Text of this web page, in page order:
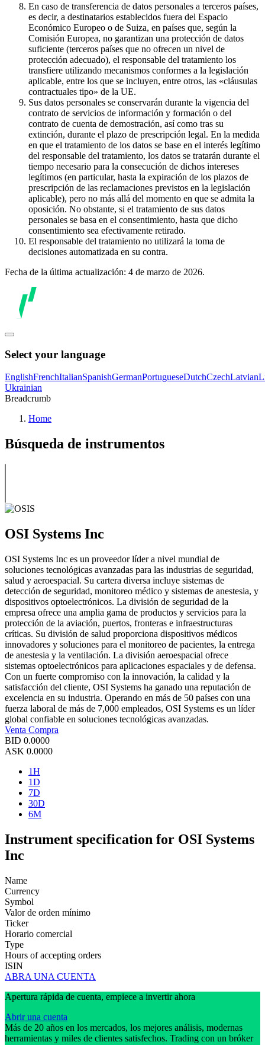
En caso de transferencia de datos personales a terceros países,
es decir, a destinatarios establecidos fuera del Espacio
Económico Europeo o de Suiza, en países que, según la
Comisión Europea, no garantizan una protección de datos
suficiente (terceros países que no ofrecen un nivel de
protección adecuado), el responsable del tratamiento los
transfiere utilizando mecanismos conformes a la legislación
aplicable, entre los que se incluyen, entre otros, las «cláusulas
contractuales tipo» de la UE.
Sus datos personales se conservarán durante la vigencia del
contrato de servicios de información y formación o del
contrato de cuenta de demostración, así como tras su
extinción, durante el plazo de prescripción legal. En la medida
en que el tratamiento de los datos se base en el interés legítimo
del responsable del tratamiento, los datos se tratarán durante el
tiempo necesario para la consecución de dichos intereses
legítimos (en particular, hasta la expiración de los plazos de
prescripción de las reclamaciones previstos en la legislación
aplicable), pero no más allá del momento en que se admita la
oposición. No obstante, si el tratamiento de sus datos
personales se basa en el consentimiento, hasta que dicho
consentimiento sea efectivamente retirado.
El responsable del tratamiento no utilizará la toma de
decisiones automatizada en su contra.
Fecha de la última actualización: 4 de marzo de 2026.
Select your language
EnglishFrenchItalianSpanishGermanPortugueseDutchCzechLatvian
Ukrainian
Breadcrumb
Home
Búsqueda de instrumentos
OSI Systems Inc
OSI Systems Inc es un proveedor líder a nivel mundial de
soluciones tecnológicas avanzadas para las industrias de seguridad,
salud y aeroespacial. Su cartera diversa incluye sistemas de
detección de seguridad, monitoreo médico y sistemas de anestesia, y
dispositivos optoelectrónicos. La división de seguridad de la
empresa ofrece una amplia gama de productos y servicios para la
protección de la aviación, puertos, fronteras e infraestructuras
críticas. Su división de salud proporciona dispositivos médicos
innovadores y soluciones para el monitoreo de pacientes, la entrega
de anestesia y la ventilación. La división aeroespacial ofrece
sistemas optoelectrónicos para aplicaciones espaciales y de defensa.
Con un fuerte compromiso con la innovación, la calidad y la
satisfacción del cliente, OSI Systems ha ganado una reputación de
excelencia en su industria. Operando en más de 50 países con una
fuerza laboral de más de 7,000 empleados, OSI Systems es un líder
global confiable en soluciones tecnológicas avanzadas.
Venta Compra
BID 0.0000
ASK 0.0000
1H
1D
7D
30D
6M
Instrument specification for OSI Systems
Inc
Name
Currency
Symbol
Valor de orden mínimo
Ticker
Horario comercial
Type
Hours of accepting orders
ISIN
ABRA UNA CUENTA
Apertura rápida de cuenta, empiece a invertir ahora
Abrir una cuenta
Más de 20 años en los mercados, los mejores análisis, modernas
herramientas y miles de clientes satisfechos. Trading con un bróker